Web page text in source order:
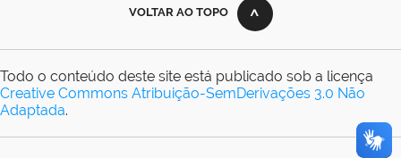
VOLTAR AO TOPO
Todo o conteúdo deste site está publicado sob a licença
Creative Commons Atribuição-SemDerivações 3.0 Não
Adaptada.